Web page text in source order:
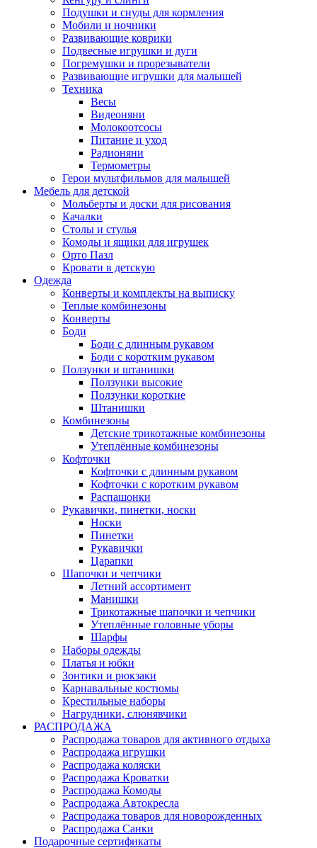
Подушки и снуды для кормления
Мобили и ночники
Развивающие коврики
Подвесные игрушки и дуги
Погремушки и прорезыватели
Развивающие игрушки для малышей
Техника
Весы
Видеоняни
Молокоотсосы
Питание и уход
Радионяни
Термометры
Герои мультфильмов для малышей
Мебель для детской
Мольберты и доски для рисования
Качалки
Столы и стулья
Комоды и ящики для игрушек
Орто Пазл
Кровати в детскую
Одежда
Конверты и комплекты на выписку
Теплые комбинезоны
Конверты
Боди
Боди с длинным рукавом
Боди с коротким рукавом
Ползунки и штанишки
Ползунки высокие
Ползунки короткие
Штанишки
Комбинезоны
Детские трикотажные комбинезоны
Утеплённые комбинезоны
Кофточки
Кофточки с длинным рукавом
Кофточки с коротким рукавом
Распашонки
Рукавички, пинетки, носки
Носки
Пинетки
Рукавички
Царапки
Шапочки и чепчики
Летний ассортимент
Манишки
Трикотажные шапочки и чепчики
Утеплённые головные уборы
Шарфы
Наборы одежды
Платья и юбки
Зонтики и рюкзаки
Карнавальные костюмы
Крестильные наборы
Нагрудники, слюнявчики
РАСПРОДАЖА
Распродажа товаров для активного отдыха
Распродажа игрушки
Распродажа коляски
Распродажа Кроватки
Распродажа Комоды
Распродажа Автокресла
Распродажа товаров для новорожденных
Распродажа Санки
Подарочные сертификаты